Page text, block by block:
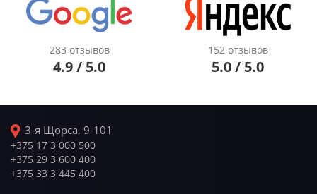
283 отзывов
4.9 / 5.0
152 отзывов
5.0 / 5.0
3-я Щорса, 9-101
+375 17 3 000 500
+375 29 3 600 400
+375 33 3 445 400